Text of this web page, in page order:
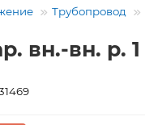
Трубопровод
вн.-вн. р. 1